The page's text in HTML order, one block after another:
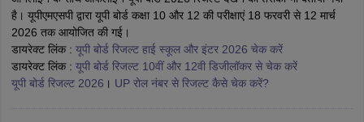
Public School AdmissionsNavyug School AdmissionMGGS School
Schools in Jaipur Schools in Lucknow
Schools in Punjab Schools in Bihar
Medium Schools in India Gujarati Medium Schools in India
Army Public Schools in India
Class 12 Question PapersHBSE 12th Question PapersGSEB
है। यूपीएमएसपीद्वारा यूपी बोर्ड कक्षा 10 और 12 की परीक्षाएं 18 फरवरी से 12 मार्च
2026 तक आयोजित की गई।
डायरेक्ट लिंक : यूपी बोर्ड रिजल्ट हाई स्कूल और इंटर 2026 चेक करें
डायरेक्ट लिंक : यूपी बोर्ड रिजल्ट 10वीं और 12वी डिजीलॉकर से चेक करें
यूपी बोर्ड रिजल्ट 2026 । UP रोल नंबर से रिजल्ट कैसे चेक करें?